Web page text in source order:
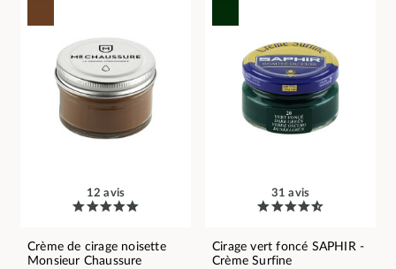
12 avis
Crème de cirage noisette
Monsieur Chaussure
31 avis
Cirage vert foncé SAPHIR -
Crème Surfine